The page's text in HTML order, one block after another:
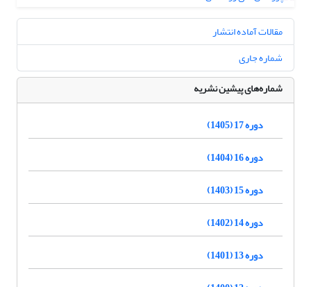
مقالات آماده انتشار
شماره جاری
شماره‌های پیشین نشریه
دوره 17 (1405)
دوره 16 (1404)
دوره 15 (1403)
دوره 14 (1402)
دوره 13 (1401)